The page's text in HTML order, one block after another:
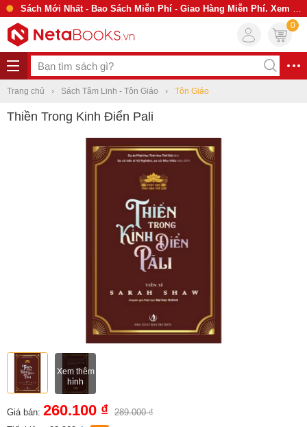
Sách Mới Nhất - Bao Sách Miễn Phí - Giao Hàng Miễn Phí. Xem Ngay
0
Trang chủ Sách Tâm Linh - Tôn Giáo Tôn Giáo
Thiền Trong Kinh Điển Pali
Xem thêm
hình
Giá bán: 260.100 ₫ 289.000 ₫